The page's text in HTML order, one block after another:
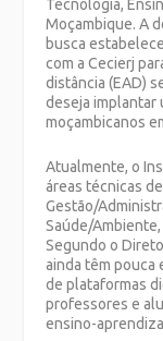
Tecnologia,
Moçambique. A
busca
com a Cecierj
distância (EAD)
deseja implantar
moçambicanos
Atualmente, o
áreas técnicas
Gestão/
Saúde/
Segundo o
ainda têm pouca
de plataformas
professores e
ensino-